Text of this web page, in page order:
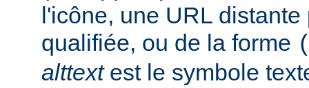
l'icône, une URL
qualifiée, ou de la forme
alttextest le symbole